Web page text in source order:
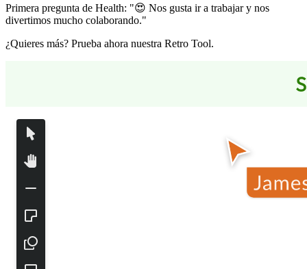
Primera pregunta de Health: "😍 Nos gusta ir a trabajar y nos
divertimos mucho colaborando."
¿Quieres más? Prueba ahora nuestra Retro Tool.